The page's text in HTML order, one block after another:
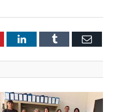
LinkedInTumblr Email